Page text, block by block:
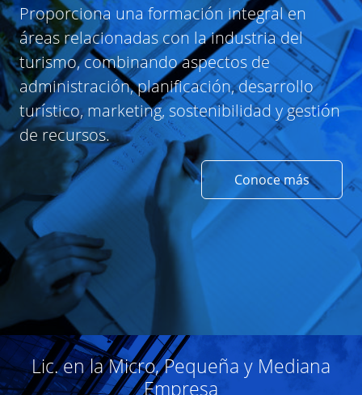
Proporciona una formación integral en
áreas relacionadas con la industria del
turismo, combinando aspectos de
administración, planificación, desarrollo
turístico, marketing, sostenibilidad y gestión
de recursos.
Conoce más
Lic. en la Micro, Pequeña y Mediana
Empresa